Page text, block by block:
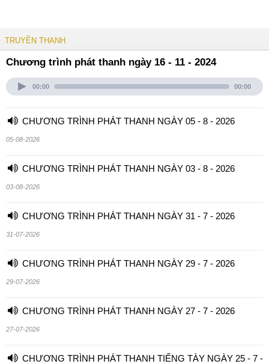
TRUYỀN THANH
Chương trình phát thanh ngày 16 - 11 - 2024
00:00 00:00
CHƯƠNG TRÌNH PHÁT THANH NGÀY 05 - 8 - 2026
05-08-2026
CHƯƠNG TRÌNH PHÁT THANH NGÀY 03 - 8 - 2026
03-08-2026
CHƯƠNG TRÌNH PHÁT THANH NGÀY 31 - 7 - 2026
31-07-2026
CHƯƠNG TRÌNH PHÁT THANH NGÀY 29 - 7 - 2026
29-07-2026
CHƯƠNG TRÌNH PHÁT THANH NGÀY 27 - 7 - 2026
27-07-2026
CHƯƠNG TRÌNH PHÁT THANH TIẾNG TÀY NGÀY 25 - 7 -